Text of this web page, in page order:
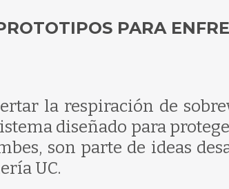
PARA
la respiración de
diseñado para
son parte de ideas
UC.